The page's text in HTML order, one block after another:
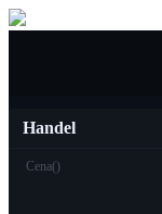
Handel
Cena()